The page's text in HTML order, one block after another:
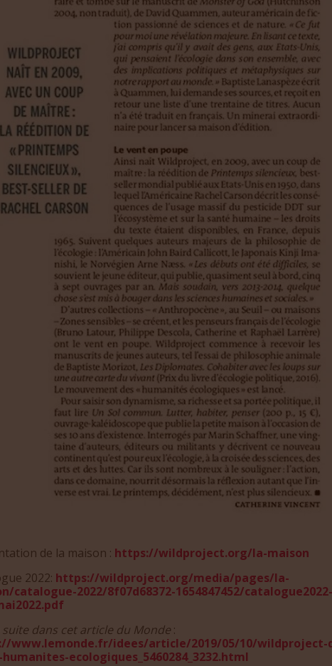
de la maison : https://wildproject.org/la-maison
2022: https://wildproject.org/media/pages/la-
catalogue-2022/8f07d68372-1654847452/catalogue2022-
suite dans cet article du Monde :
www.lemonde.fr/idees/article/2019/05/10/wildproject-
ecologiques_5460284_3232.html